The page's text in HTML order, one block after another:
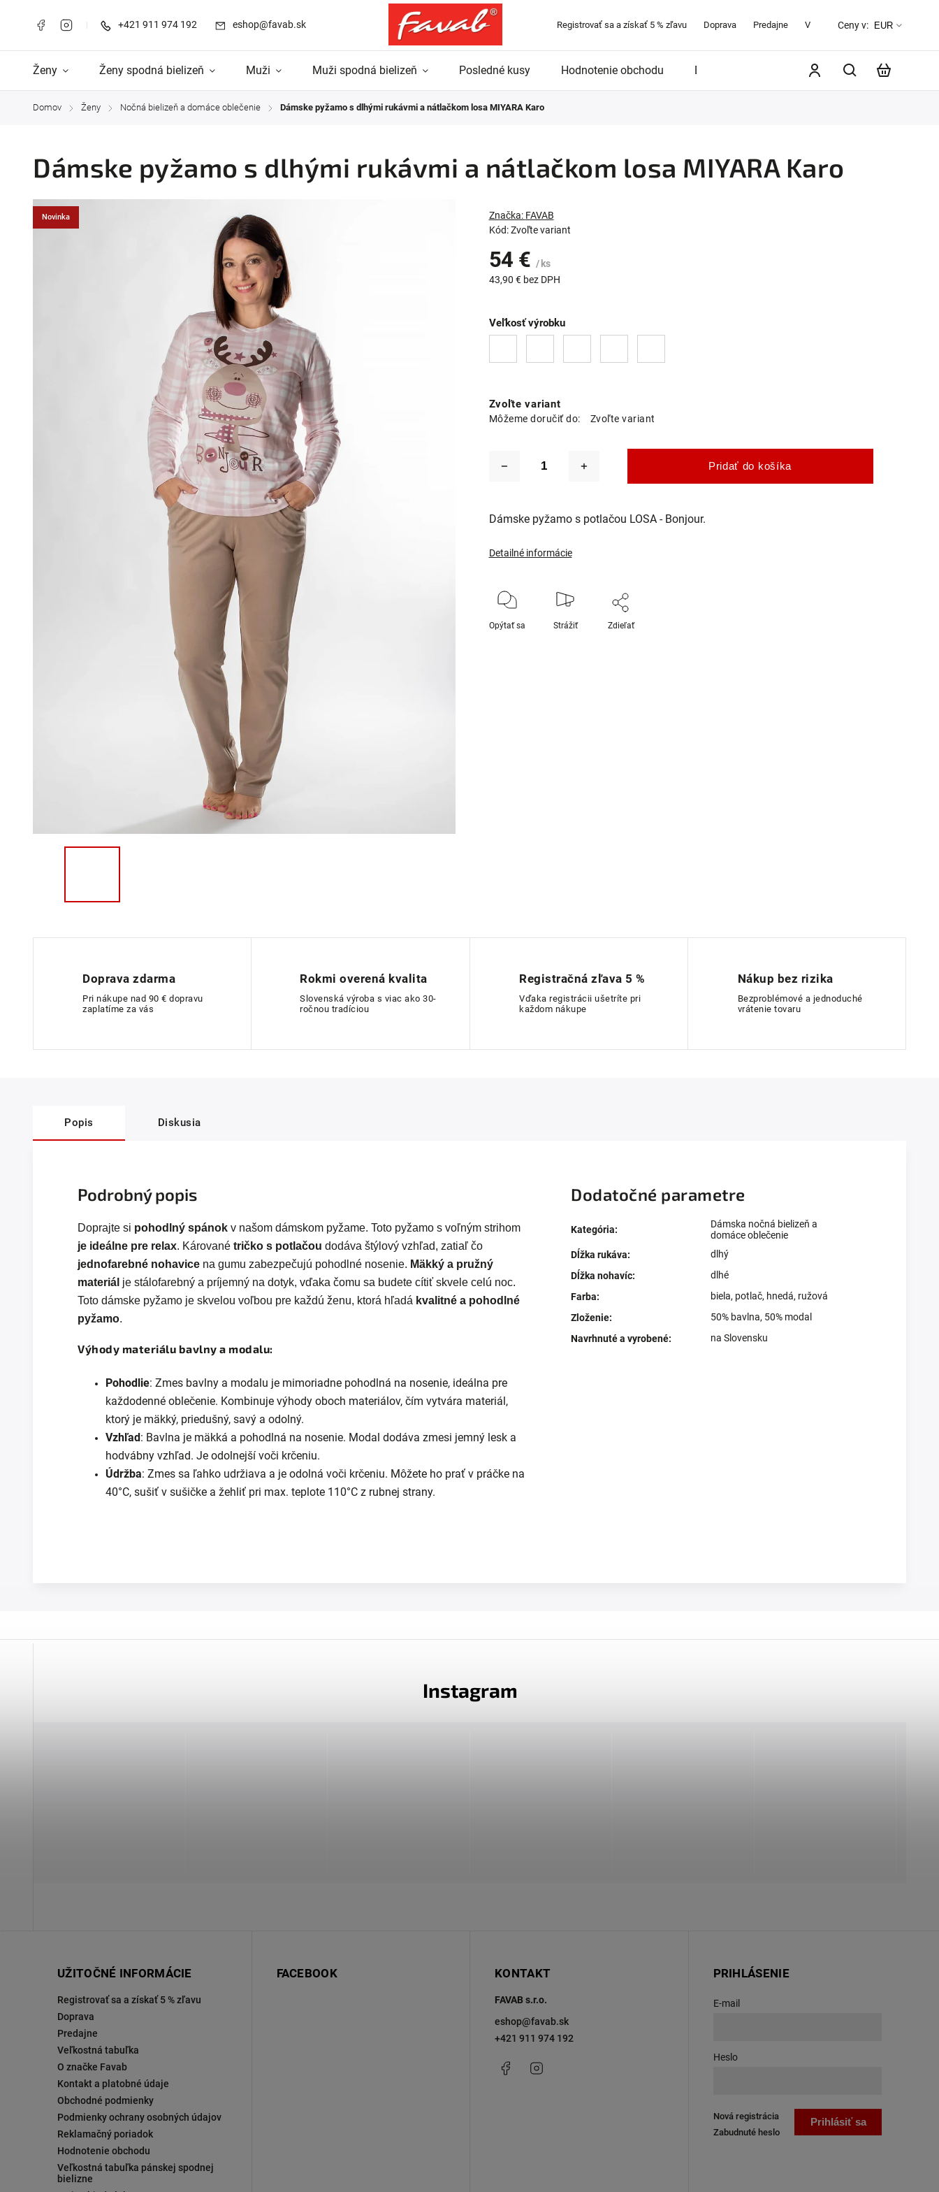
+421 911 974 192 eshop@favab.sk Registrovať sa a získať 5 % zľavu Doprava Predajne Veľkostná tabuľka O značke
Ceny v: EUR
Ženy Ženy spodná bielizeň Muži Muži spodná bielizeň Posledné kusy Hodnotenie obchodu Blog
Domov / Ženy / Nočná bielizeň a domáce oblečenie / Dámske pyžamo s dlhými rukávmi a nátlačkom losa MIYARA Karo
Dámske pyžamo s dlhými rukávmi a nátlačkom losa MIYARA Karo
Novinka
Kód: Zvoľte variant
Značka: FAVAB
54 € / ks
43,90 € bez DPH
Zvoľte variant
Môžeme doručiť do: Zvoľte variant
Veľkosť výrobku
Pridať do košíka
Dámske pyžamo s potlačou LOSA - Bonjour.
Detailné informácie
Opýtať sa Strážiť Zdieľať
Doprava zdarma
Pri nákupe nad 90 € dopravu
zaplatíme za vás
Rokmi overená kvalita
Slovenská výroba s viac ako 30-
ročnou tradíciou
Registračná zľava 5 %
Vďaka registrácii ušetríte pri
každom nákupe
Nákup bez rizika
Bezproblémové a jednoduché
vrátenie tovaru
Popis Diskusia
Podrobný popis
Doprajte si pohodlný spánok v našom dámskom pyžame. Toto pyžamo s voľným strihom
je ideálne pre relax. Kárované tričko s potlačou dodáva štýlový vzhľad, zatiaľ čo
jednofarebné nohavice na gumu zabezpečujú pohodlné nosenie. Mäkký a pružný
materiál je stálofarebný a príjemný na dotyk, vďaka čomu sa budete cítiť skvele celú noc.
Toto dámske pyžamo je skvelou voľbou pre každú ženu, ktorá hľadá kvalitné a pohodlné
pyžamo.
Výhody materiálu bavlny a modalu:
Pohodlie: Zmes bavlny a modalu je mimoriadne pohodlná na nosenie, ideálna pre
každodenné oblečenie. Kombinuje výhody oboch materiálov, čím vytvára materiál,
ktorý je mäkký, priedušný, savý a odolný.
Vzhľad: Bavlna je mäkká a pohodlná na nosenie. Modal dodáva zmesi jemný lesk a
hodvábny vzhľad. Je odolnejší voči krčeniu.
Údržba: Zmes sa ľahko udržiava a je odolná voči krčeniu. Môžete ho prať v práčke na
40°C, sušiť v sušičke a žehliť pri max. teplote 110°C z rubnej strany.
Dodatočné parametre
Kategória:
Dámska nočná bielizeň a
domáce oblečenie
Dĺžka rukáva:
dlhý
Dĺžka nohavíc:
dlhé
Farba: biela, potlač, hnedá, ružová
Zloženie:
50% bavlna, 50% modal
Navrhnuté a vyrobené: na Slovensku
UŽITOČNÉ INFORMÁCIE
Registrovať sa a získať 5 % zľavu
Doprava
Predajne
Veľkostná tabuľka
O značke Favab
Kontakt a platobné údaje
Obchodné podmienky
Podmienky ochrany osobných údajov
Reklamačný poriadok
Hodnotenie obchodu
Veľkostná tabuľka pánskej spodnej
bielizne
FACEBOOK KONTAKT
FAVAB s.r.o.
eshop@favab.sk
+421 911 974 192
Facebook
PRIHLÁSENIE
E-mail
Heslo
Prihlásiť sa
Nová registrácia
Zabudnuté heslo
Instagram